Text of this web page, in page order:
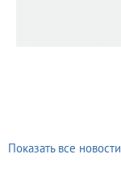
Показать все